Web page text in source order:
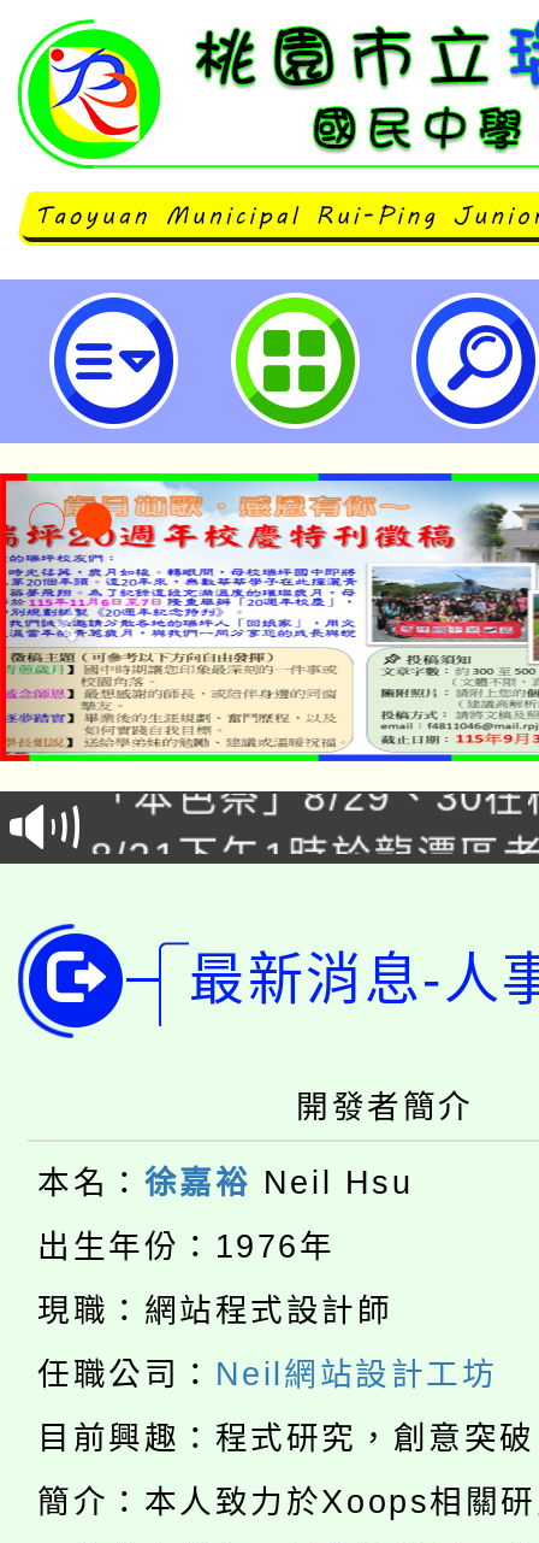
neilrpjhstyc網站設計者：徐嘉
公告本校115學年度第
代理(課)教師甄選結果
告(尚有缺額)
「本色祭」8/29、30在
場熱烈登場!
8/21下午1時於龍潭區
局官網。
8月14至27日，桃園電
開!
115年桃園市運動會8/
田徑場及游泳池舉行。
桃園市低收入戶享有免
視費優惠，中低收入戶
半價優惠，詳情可洽有
者。
大園自造教育及科技中
份教師增能研習
大溪自造教育及科技中
份教師研習
淨零綠生活教案入校路
會
公告本校115學年度第
代理(課)教師甄選結果
告(尚有缺額)
「本色祭」8/29、30在
場熱烈登場!
8/21下午1時於龍潭區
徵才活動。
YOUNG桃局內行報名
最新消息-人
開發者簡介
本名： 徐嘉裕 Neil Hsu
出生年份：1976年
現職：網站程式設計師
任職公司： Neil網站設計工坊
目前興趣：程式研究，創意突
簡介：本人致力於Xoops相關